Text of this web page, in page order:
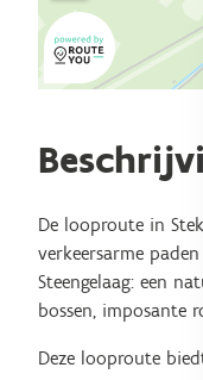
De looproute in
verkeersarme
Steengelaag: een
bossen, imposante
Deze looproute